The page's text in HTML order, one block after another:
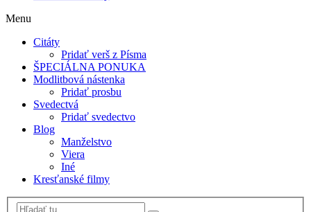
Menu
Citáty
Pridať verš z Písma
ŠPECIÁLNA PONUKA
Modlitbová nástenka
Pridať prosbu
Svedectvá
Pridať svedectvo
Blog
Manželstvo
Viera
Iné
Kresťanské filmy